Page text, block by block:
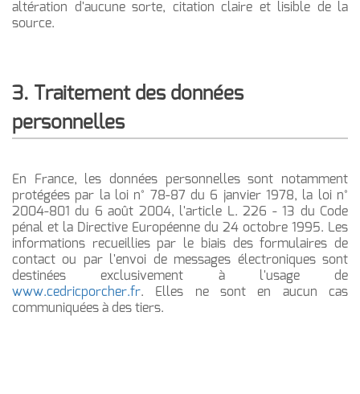
altération d'aucune sorte, citation claire et lisible de la
source.
3. Traitement des données
personnelles
En France, les données personnelles sont notamment
protégées par la loi n° 78-87 du 6 janvier 1978, la loi n°
2004-801 du 6 août 2004, l'article L. 226 - 13 du Code
pénal et la Directive Européenne du 24 octobre 1995. Les
informations recueillies par le biais des formulaires de
contact ou par l'envoi de messages électroniques sont
destinées exclusivement à l'usage de
www.cedricporcher.fr. Elles ne sont en aucun cas
communiquées à des tiers.